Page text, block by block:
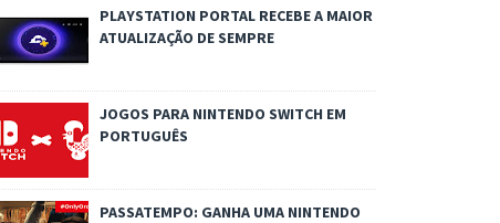
PLAYSTATION PORTAL RECEBE A MAIOR
ATUALIZAÇÃO DE SEMPRE
JOGOS PARA NINTENDO SWITCH EM
PORTUGUÊS
PASSATEMPO: GANHA UMA NINTENDO